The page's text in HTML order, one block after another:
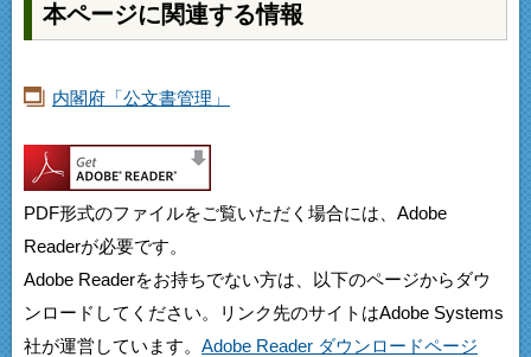
本ページに関連する情報
内閣府「公文書管理」
PDF形式のファイルをご覧いただく場合には、Adobe
Readerが必要です。
Adobe Readerをお持ちでない方は、以下のページからダウ
ンロードしてください。リンク先のサイトはAdobe Systems
社が運営しています。 Adobe Reader ダウンロードページ